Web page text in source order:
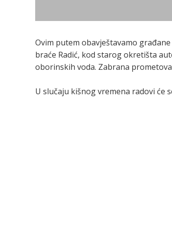
Ovim putem obavještavamo
braće Radić, kod starog okretišta
oborinskih voda. Zabrana
U slučaju kišnog vremena radovi će